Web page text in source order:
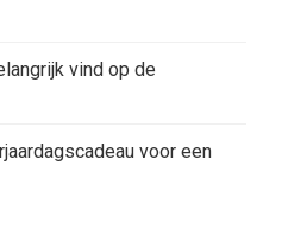
vind op de
voor een